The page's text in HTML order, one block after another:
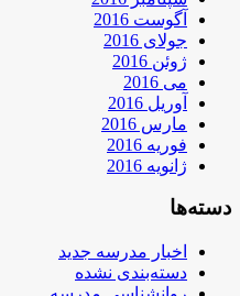
آگوست 2016
جولای 2016
ژوئن 2016
می 2016
آوریل 2016
مارس 2016
فوریه 2016
ژانویه 2016
دسته‌ها
اخبار مدرسه جدید
دسته‌بندی نشده